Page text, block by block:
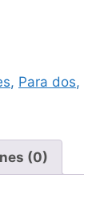
, Para dos,
(0)